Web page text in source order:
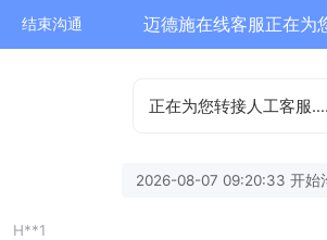
结束沟通 迈德施在线客服正在为
正在为您转接人工客服
2026-08-07 09:20:33 开始
H**1